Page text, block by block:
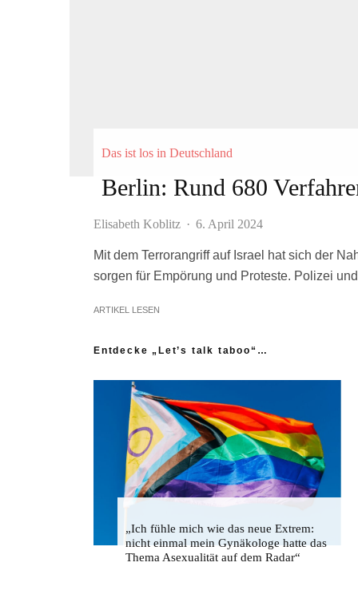
Das ist los in Deutschland
Berlin: Rund 680
Elisabeth Koblitz · 6. April 2024
Mit dem Terrorangriff auf Israel hat sich der
sorgen für Empörung und Proteste. Polizei
ARTIKEL LESEN
Entdecke „Let’s talk taboo“…
„Ich fühle mich wie das neue Extrem:
nicht einmal mein Gynäkologe hatte das
Thema Asexualität auf dem Radar“